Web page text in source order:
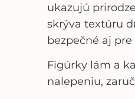
ukazujú
skrýva textúru
bezpečné aj pre
Figúrky lám a
nalepeniu,